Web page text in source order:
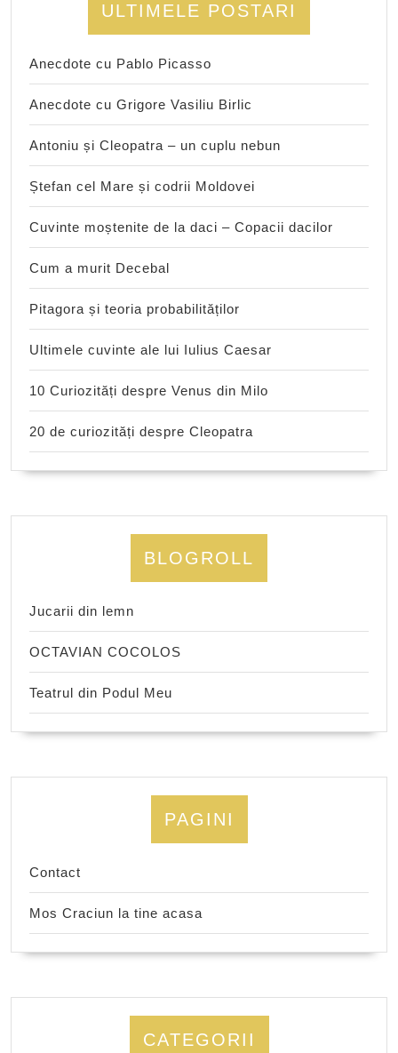
ULTIMELE POSTARI
Anecdote cu Pablo Picasso
Anecdote cu Grigore Vasiliu Birlic
Antoniu și Cleopatra – un cuplu nebun
Ștefan cel Mare și codrii Moldovei
Cuvinte moștenite de la daci – Copacii dacilor
Cum a murit Decebal
Pitagora și teoria probabilităților
Ultimele cuvinte ale lui Iulius Caesar
10 Curiozități despre Venus din Milo
20 de curiozități despre Cleopatra
BLOGROLL
Jucarii din lemn
OCTAVIAN COCOLOS
Teatrul din Podul Meu
PAGINI
Contact
Mos Craciun la tine acasa
CATEGORII